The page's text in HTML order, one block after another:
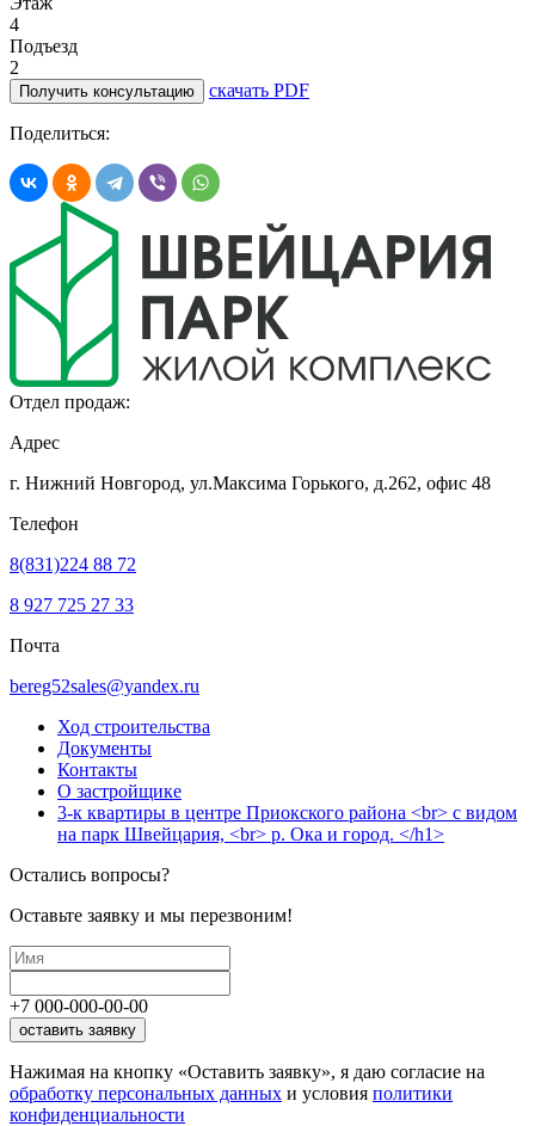
4
Подъезд
2
Получить консультацию скачать PDF
Поделиться:
Отдел продаж:
Адрес
г. Нижний Новгород, ул.Максима Горького, д.262, офис 48
Телефон
8(831)224 88 72
8 927 725 27 33
Почта
bereg52sales@yandex.ru
Ход строительства
Документы
Контакты
О застройщике
3-к квартиры в центре Приокского района <br> с видом
на парк Швейцария, <br> р. Ока и город. </h1>
Остались вопросы?
Оставьте заявку и мы перезвоним!
+7 000-000-00-00
оставить заявку
Нажимая на кнопку «Оставить заявку», я даю согласие на
обработку персональных данных и условия политики
конфиденциальности